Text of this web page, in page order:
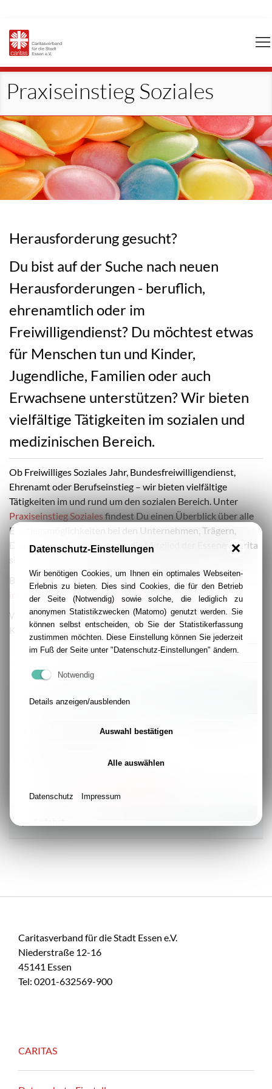
Praxiseinstieg Soziales
Herausforderung gesucht?
Du bist auf der Suche nach neuen
Herausforderungen - beruflich,
ehrenamtlich oder im
Freiwilligendienst? Du möchtest etwas
für Menschen tun und Kinder,
Jugendliche, Familien oder auch
Erwachsene unterstützen? Wir bieten
vielfältige Tätigkeiten im sozialen und
medizinischen Bereich.
Ob Freiwilliges Soziales Jahr, Bundesfreiwilligendienst,
Ehrenamt oder Berufseinstieg – wir bieten vielfältige
Tätigkeiten im und rund um den sozialen Bereich. Unter
Praxiseinstieg Sozialesfindest Du einen Überblick über alle
Einstiegsmöglichkeiten bei den Unternehmen, Trägern,
Diensten und Einrichtungen, die Mitglied der Essener Caritas
sind.
Bei allgemeinen Fragen wende Dich gerne an:
interesse@caritas-fuer-essen.de
Wir freuen uns über Dein Interesse und Deine
Kontaktaufnahme!
Kontakt
Praxiseinstieg Soziales
Caritasverband für die Stadt Essen e.V.
Niederstraße 12-16
45141 Essen
Tel: 0201-632569-900
CARITAS
Datenschutz-Einstellungen
Wir benötigen Cookies, um Ihnen ein optimales Webseiten-
Erlebnis zu bieten. Dies sind Cookies, die für den Betrieb
der Seite (Notwendig) sowie solche, die lediglich zu
anonymen Statistikzwecken (Matomo) genutzt werden. Sie
können selbst entscheiden, ob Sie der Statistikerfassung
zustimmen möchten. Diese Einstellung können Sie jederzeit
im Fuß der Seite unter "Datenschutz-Einstellungen" ändern.
Notwendig
Details anzeigen/ausblenden
Auswahl bestätigen
Alle auswählen
Datenschutz Impressum